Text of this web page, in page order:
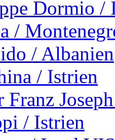
Dormio /
/
/ Albanien
/ Istrien
Franz
/ Istrien